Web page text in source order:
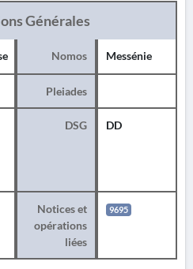
Générales
Nomos Messénie
Pleiades
DSG DD
Notices et
opérations
liées
9695